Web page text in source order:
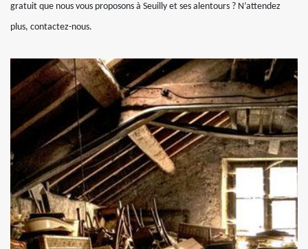
gratuit que nous vous proposons à Seuilly et ses alentours ? N’attendez
plus, contactez-nous.